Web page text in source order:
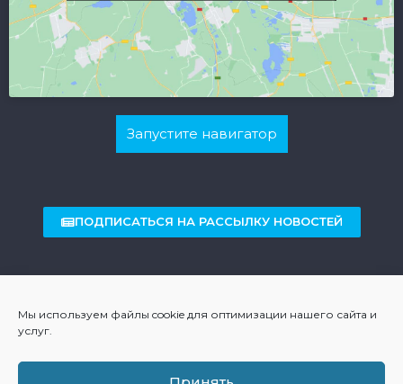
Мы используем файлы cookie для оптимизации нашего сайта и
услуг.
Запустите навигатор
ПОДПИСАТЬСЯ НА РАССЫЛКУ НОВОСТЕЙ
CSTLNR91S68A059P - P.IVA 01576770299 RO-425396